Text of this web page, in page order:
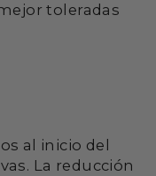
toleradas
al inicio del
La reducción